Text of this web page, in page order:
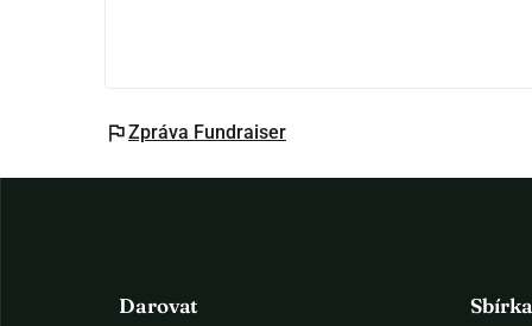
flagZpráva Fundraiser
Darovat Sbírka